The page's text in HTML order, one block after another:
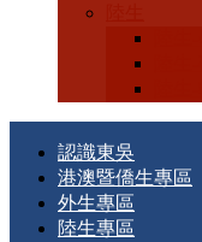
認識東吳
港澳暨僑生專區
外生專區
陸生專區